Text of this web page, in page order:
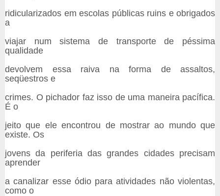
ridicularizados em escolas públicas ruins e obrigados
a
viajar num sistema de transporte de péssima
qualidade
devolvem essa raiva na forma de assaltos,
seqüestros e
crimes. O pichador faz isso de uma maneira pacífica.
É o
jeito que ele encontrou de mostrar ao mundo que
existe. Os
jovens da periferia das grandes cidades precisam
aprender
a canalizar esse ódio para atividades não violentas,
como o